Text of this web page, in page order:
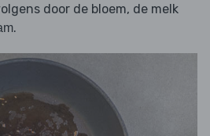
door de bloem, de melk
.